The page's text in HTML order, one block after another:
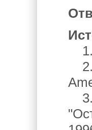
1.
2.
3.